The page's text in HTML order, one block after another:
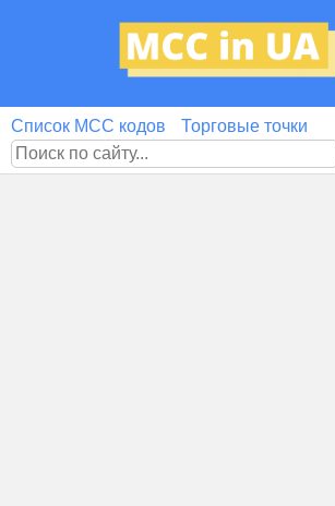
Список MCC кодов Торговые точки